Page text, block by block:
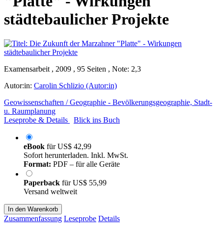
städtebaulicher Projekte
Examensarbeit , 2009 , 95 Seiten , Note: 2,3
Autor:in: Carolin Schlizio (Autor:in)
Geowissenschaften / Geographie - Bevölkerungsgeographie, Stadt-
u. Raumplanung
Leseprobe & Details
Blick ins Buch
eBook fürUS$ 42,99
Sofort herunterladen. Inkl. MwSt.
Format: PDF – für alle Geräte
Paperback fürUS$ 55,99
Versand weltweit
In den Warenkorb
Zusammenfassung Leseprobe Details